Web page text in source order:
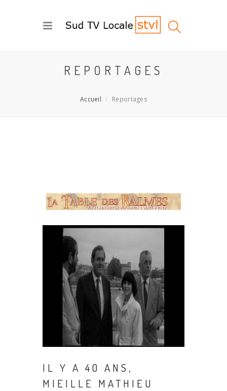
REPORTAGES
Accueil Reportages
IL Y A 40 ANS,
MIEILLE MATHIEU